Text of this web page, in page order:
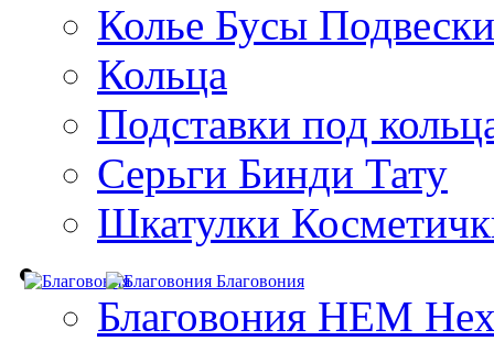
Колье Бусы Подвески
Кольца
Подставки под
Серьги Бинди Тату
Шкатулки
Благовония
Благовония HEM